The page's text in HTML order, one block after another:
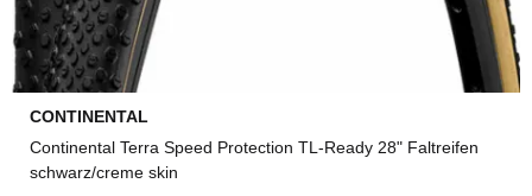
CONTINENTAL
Continental Terra Speed Protection TL-Ready 28" Faltreifen
schwarz/creme skin